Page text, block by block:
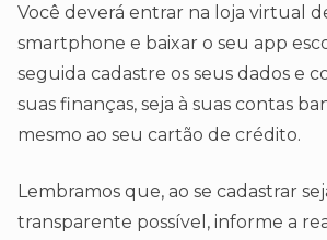
Você deverá entrar na loja virtual
smartphone e baixar o seu app
seguida cadastre os seus dados e
suas finanças, seja à suas contas
mesmo ao seu cartão de crédito.
Lembramos que, ao se cadastrar
transparente possível, informe a